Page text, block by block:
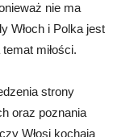
nie ma
Włoch i Polka jest
miłości.
strony
oraz poznania
Włosi kochają